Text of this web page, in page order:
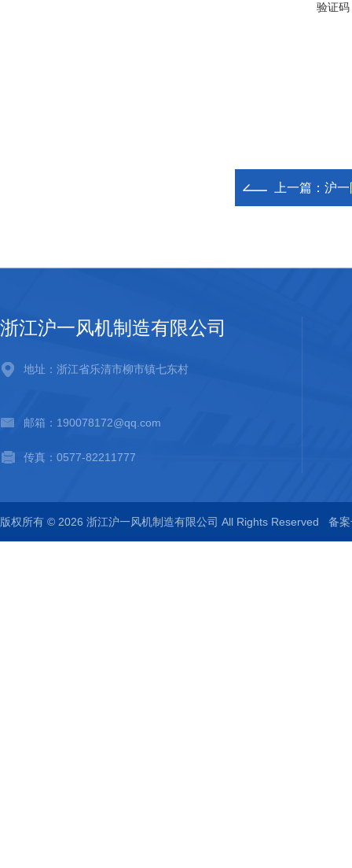
验证码
上一篇： 沪
浙江沪一风机制造有限公司
地址：浙江省乐清市柳市镇七东村
邮箱：190078172@qq.com
传真：0577-82211777
版权所有 © 2026 浙江沪一风机制造有限公司 All Rights Reserved 备